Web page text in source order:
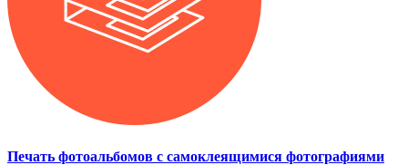
Печать фотоальбомов с самоклеящимися фотографиями